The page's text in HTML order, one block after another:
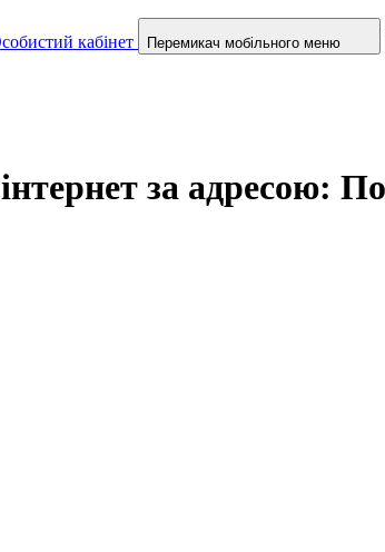
кабінет Перемикач мобільного меню
за адресою: